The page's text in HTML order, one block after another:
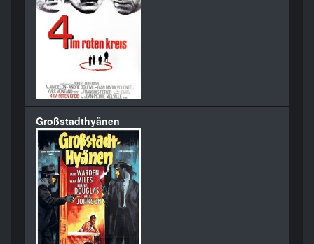
Großstadthyänen